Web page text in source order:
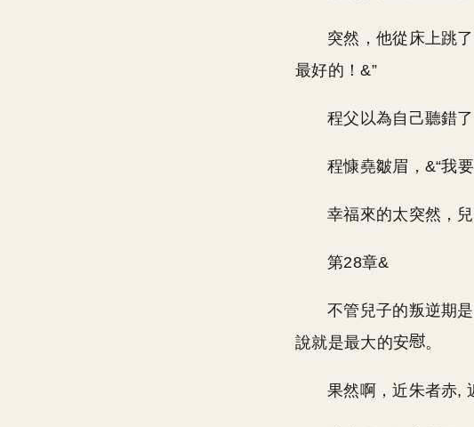
突然，他從床上跳
最好的！&”
程父以為自己聽錯
程慷堯皺眉，&“我
幸福來的太突然，
第28章&
不管兒子的叛逆期
說就是最大的安
。
果然啊，近朱者赤,